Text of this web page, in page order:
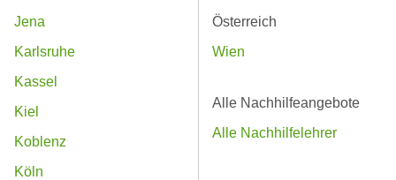
Jena
Karlsruhe
Kassel
Kiel
Koblenz
Köln
Österreich
Wien
Alle Nachhilfeangebote
Alle Nachhilfelehrer